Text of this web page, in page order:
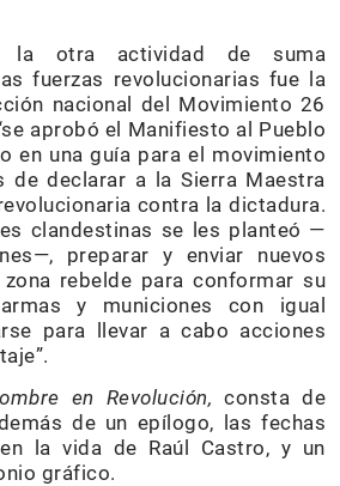
la otra actividad de suma
fuerzas revolucionarias fue la
nacional del Movimiento 26
aprobó el Manifiesto al Pueblo
en una guía para el movimiento
de declarar a la Sierra Maestra
contra la dictadura.
clandestinas se les planteó —
preparar y enviar nuevos
rebelde para conformar su
y municiones con igual
para llevar a cabo acciones
en Revolución, consta de
de un epílogo, las fechas
la vida de Raúl Castro, y un
gráfico.